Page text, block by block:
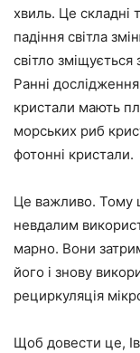
хвиль. Це складні
падіння світла
світло
Ранні
кристали мають
морських риб
фотонні кристали.
Це важливо. Тому
невдалим
марно. Вони
його і знову
рециркуляція
Щоб довести це,